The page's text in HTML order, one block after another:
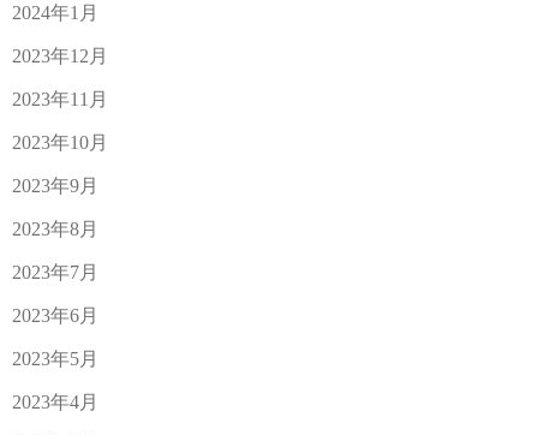
2024年1月
2023年12月
2023年11月
2023年10月
2023年9月
2023年8月
2023年7月
2023年6月
2023年5月
2023年4月